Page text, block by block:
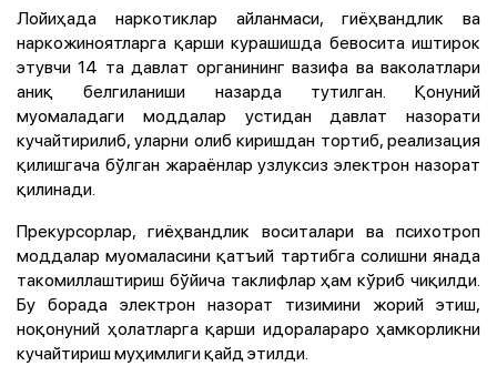
Лойиҳада наркотиклар айланмаси, гиёҳвандлик ва
наркожиноятларга қарши курашишда бевосита иштирок
этувчи 14 та давлат органининг вазифа ва ваколатлари
аниқ белгиланиши назарда тутилган. Қонуний
муомаладаги моддалар устидан давлат назорати
кучайтирилиб, уларни олиб киришдан тортиб, реализация
қилишгача бўлган жараёнлар узлуксиз электрон назорат
қилинади.
Прекурсорлар, гиёҳвандлик воситалари ва психотроп
моддалар муомаласини қатъий тартибга солишни янада
такомиллаштириш бўйича таклифлар ҳам кўриб чиқилди.
Бу борада электрон назорат тизимини жорий этиш,
ноқонуний ҳолатларга қарши идоралараро ҳамкорликни
кучайтириш муҳимлиги қайд этилди.